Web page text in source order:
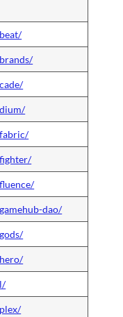
dao/